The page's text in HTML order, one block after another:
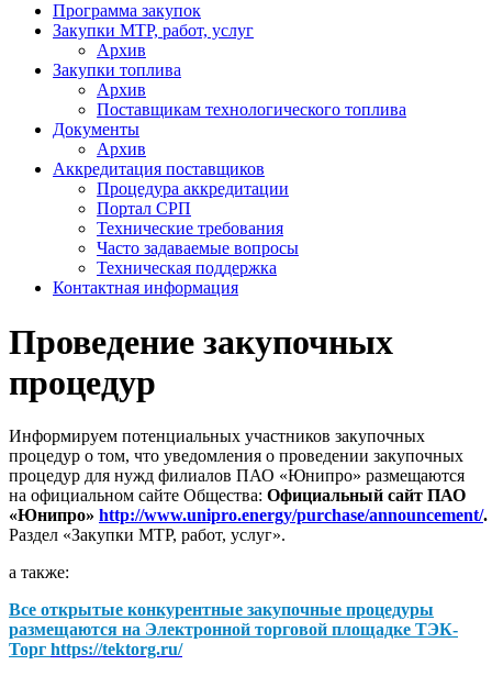
Программа закупок
Закупки МТР, работ, услуг
Архив
Закупки топлива
Архив
Поставщикам технологического топлива
Документы
Архив
Аккредитация поставщиков
Процедура аккредитации
Портал СРП
Технические требования
Часто задаваемые вопросы
Техническая поддержка
Контактная информация
Проведение закупочных
процедур
Информируем потенциальных участников закупочных
процедур о том, что уведомления о проведении закупочных
процедур для нужд филиалов ПАО «Юнипро» размещаются
на официальном сайте Общества: Официальный сайт ПАО
«Юнипро» http://www.unipro.energy/purchase/announcement/.
Раздел «Закупки МТР, работ, услуг».
а также:
Все открытые конкурентные закупочные процедуры
размещаются на Электронной торговой площадке ТЭК-
Торг https://tektorg.ru/